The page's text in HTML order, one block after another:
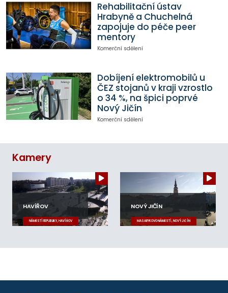
Rehabilitační ústav
Hrabyně a Chuchelná
zapojuje do péče peer
mentory
Komerční sdělení
Dobíjení elektromobilů u
ČEZ stojanů v kraji vzrostlo
o 34 %, na špici poprvé
Nový Jičín
Komerční sdělení
Kamery
HAVÍŘOV
NÁMĚSTÍ REPUBLIKY, HAVÍŘOV
NOVÝ JIČÍN
MASARYKOVO NÁMĚSTÍ, NOVÝ JIČÍN